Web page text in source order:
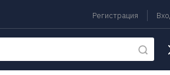
Регистрация